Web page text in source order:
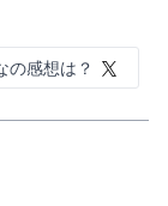
の感想は？